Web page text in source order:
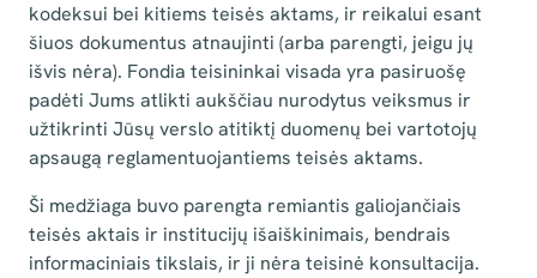
kodeksui bei kitiems teisės aktams, ir reikalui esant
šiuos dokumentus atnaujinti (arba parengti, jeigu jų
išvis nėra). Fondia teisininkai visada yra pasiruošę
padėti Jums atlikti aukščiau nurodytus veiksmus ir
užtikrinti Jūsų verslo atitiktį duomenų bei vartotojų
apsaugą reglamentuojantiems teisės aktams.
Ši medžiaga buvo parengta remiantis galiojančiais
teisės aktais ir institucijų išaiškinimais, bendrais
informaciniais tikslais, ir ji nėra teisinė konsultacija.